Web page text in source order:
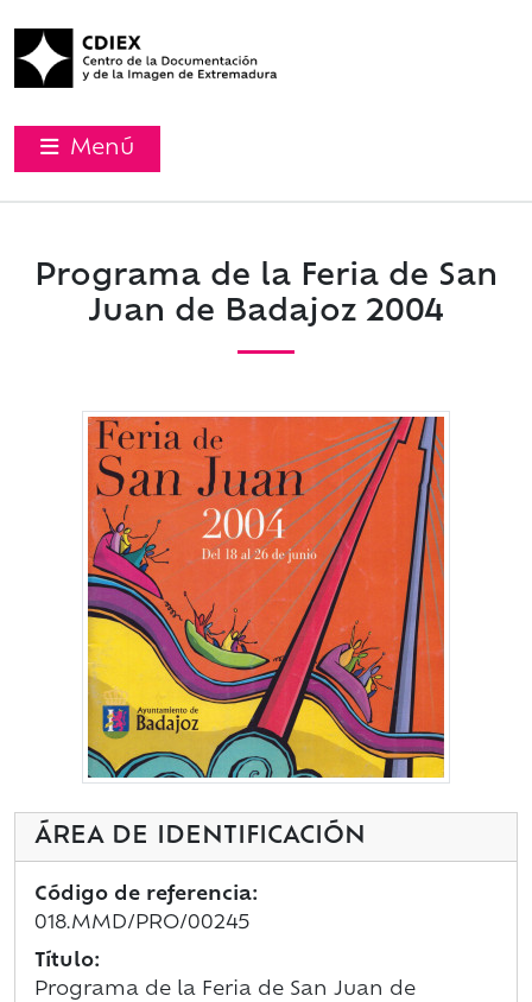
Menú
Programa de la Feria de San
Juan de Badajoz 2004
ÁREA DE IDENTIFICACIÓN
Código de referencia:
018.MMD/PRO/00245
Título:
Programa de la Feria de San Juan de